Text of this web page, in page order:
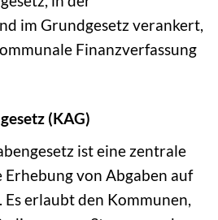
im Grundgesetz verankert,
Finanzverfassung
(KAG)
ist eine zentrale
von Abgaben auf
Es erlaubt den Kommunen,